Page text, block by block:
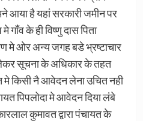
आया है यहां सरकारी जमीन पर
के ही विष्णु दास पिता
मे ओर अन्य जगह बडे भ्रष्टाचार
सूचना के अधिकार के तहत
मे किसी नै आवेदन लेना उचित नही
पिपलोदा मे आवेदन दिया लंबे
कुमावत द्वारा पंचायत के